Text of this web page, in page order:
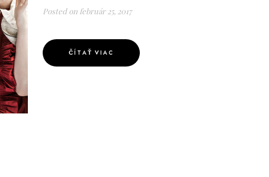
Posted on február 25, 2017
ČÍTAŤ VIAC